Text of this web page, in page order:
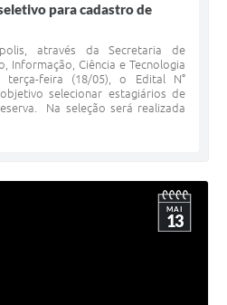
para cadastro de
através da Secretaria de
Informação, Ciência e Tecnologia
terça-feira (18/05), o Edital N°
selecionar estagiários de
Na seleção será realizada
MAI
13